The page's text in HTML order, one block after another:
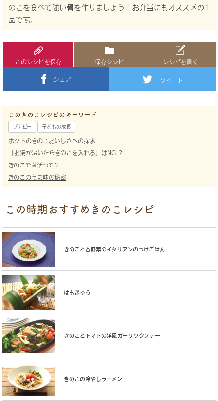
のこを食べて強い骨を作りましょう！お弁当にもオススメの1
品です。
このレシピを保存 保存レシピ レシピを書く
シェア ツイート
このきのこレシピのキーワード
ブナピー 子どもの成長
ホクトのきのこおいしさへの探求
「お湯が沸いたらきのこを入れる」はNG!?
きのこで菌活って？
きのこのうま味の秘密
この時期おすすめきのこレシピ
きのこと春野菜のイタリアンのっけごはん
はもきゅう
きのことトマトの洋風ガーリックソテー
きのこの冷やしラーメン